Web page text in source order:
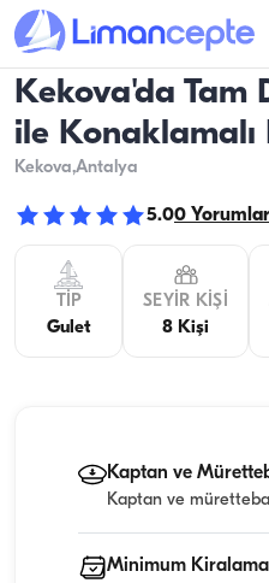
Kekova'da Tam
ile Konaklamalı
Kekova,Antalya
5.00 Yorumlar
TIP
Gulet
SEYIR KIŞI
8 Kişi
Kaptan ve
Kaptan ve
Minimum